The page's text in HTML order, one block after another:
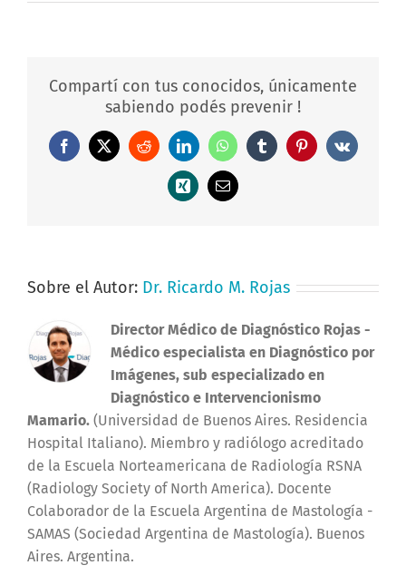
Compartí con tus conocidos, únicamente
sabiendo podés prevenir !
Facebook
X RedditLinkedInWhatsAppTumblrPinterestVk
Xing
Correo
Sobre el Autor: Dr. Ricardo M. Rojas
Director Médico de Diagnóstico Rojas -
Médico especialista en Diagnóstico por
Imágenes, sub especializado en
Diagnóstico e Intervencionismo
Mamario. (Universidad de Buenos Aires. Residencia
Hospital Italiano). Miembro y radiólogo acreditado
de la Escuela Norteamericana de Radiología RSNA
(Radiology Society of North America). Docente
Colaborador de la Escuela Argentina de Mastología -
SAMAS (Sociedad Argentina de Mastología). Buenos
Aires. Argentina.